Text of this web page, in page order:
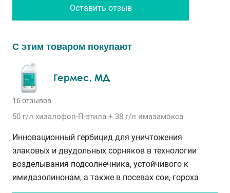
Оставить отзыв
С этим товаром покупают
Гермес, МД
16 отзывов
50 г/л хизалофоп-П-этила + 38 г/л имазамокса
Инновационный гербицид для уничтожения
злаковых и двудольных сорняков в технологии
возделывания подсолнечника, устойчивого к
имидазолинонам, а также в посевах сои, гороха